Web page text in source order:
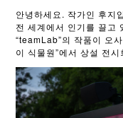
안녕하세요. 작가인 후지
전 세계에서 인기를 끌고
“teamLab”의 작품이 오
이 식물원”에서 상설 전